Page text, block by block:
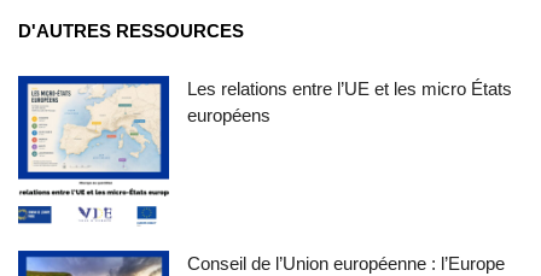
D'AUTRES RESSOURCES
Les relations entre l’UE et les micro États
européens
Conseil de l’Union européenne : l’Europe